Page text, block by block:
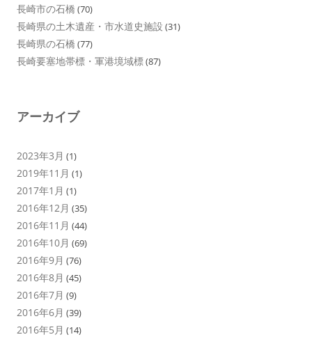
長崎市の石橋 (70)
長崎県の土木遺産・市水道史施設 (31)
長崎県の石橋 (77)
長崎要塞地帯標・軍港境域標(87)
アーカイブ
2023年3月 (1)
2019年11月 (1)
2017年1月 (1)
2016年12月 (35)
2016年11月 (44)
2016年10月 (69)
2016年9月 (76)
2016年8月 (45)
2016年7月 (9)
2016年6月 (39)
2016年5月 (14)